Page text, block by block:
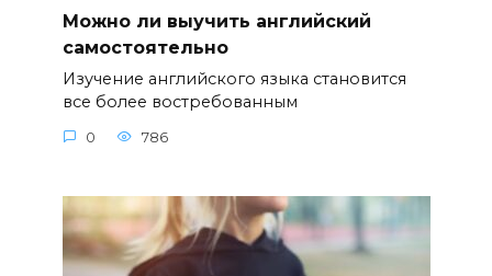
Можно ли выучить английский
самостоятельно
Изучение английского языка становится
все более востребованным
0 786